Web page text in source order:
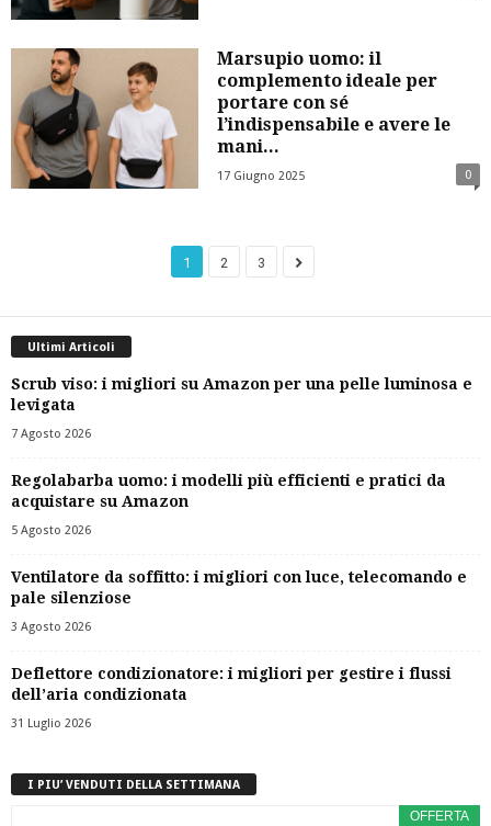
Marsupio uomo: il
complemento ideale per
portare con sé
l’indispensabile e avere le
mani...
17 Giugno 2025 0
1 2 3
Ultimi Articoli
Scrub viso: i migliori su Amazon per una pelle luminosa e
levigata
7 Agosto 2026
Regolabarba uomo: i modelli più efficienti e pratici da
acquistare su Amazon
5 Agosto 2026
Ventilatore da soffitto: i migliori con luce, telecomando e
pale silenziose
3 Agosto 2026
Deflettore condizionatore: i migliori per gestire i flussi
dell’aria condizionata
31 Luglio 2026
I PIU’ VENDUTI DELLA SETTIMANA
OFFERTA